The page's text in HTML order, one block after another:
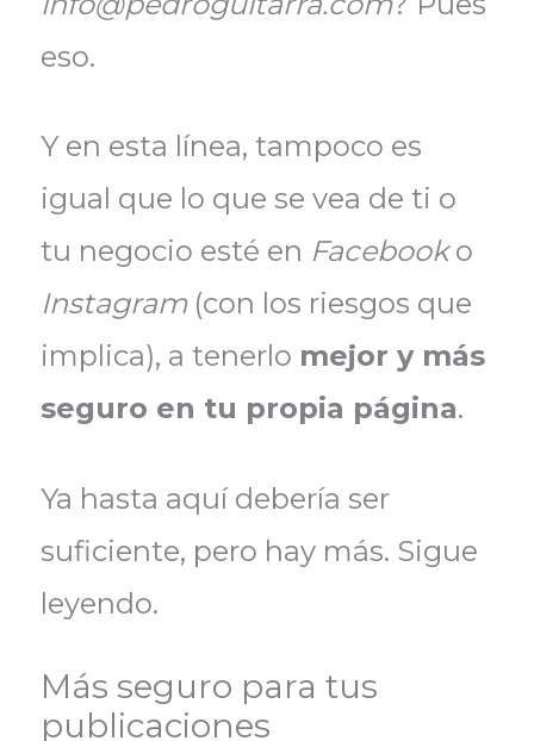
eso.
Y en esta línea, tampoco es
igual que lo que se vea de ti o
tu negocio esté en Facebooko
Instagram(con los riesgos que
implica), a tenerlo mejor y más
seguro en tu propia página.
Ya hasta aquí debería ser
suficiente, pero hay más. Sigue
leyendo.
Más seguro para tus
publicaciones